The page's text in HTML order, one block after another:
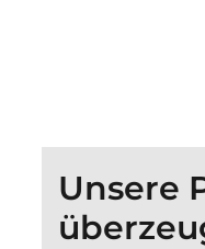
Unsere